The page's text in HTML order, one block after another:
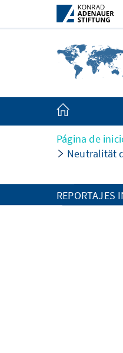
Saltar al contenido
Página de
Neutralität
REPORTAJES